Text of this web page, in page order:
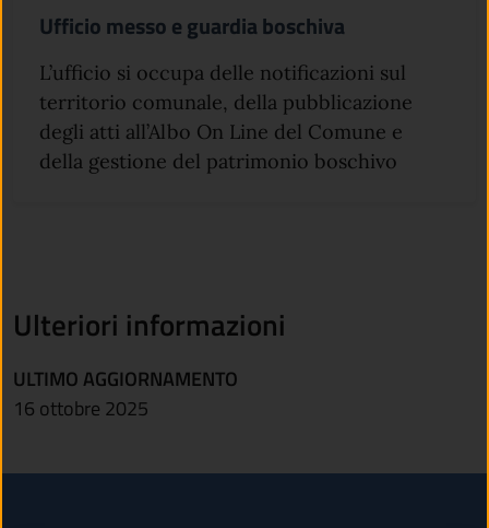
Ufficio messo e guardia boschiva
L’ufficio si occupa delle notificazioni sul
territorio comunale, della pubblicazione
degli atti all’Albo On Line del Comune e
della gestione del patrimonio boschivo
Ulteriori informazioni
ULTIMO AGGIORNAMENTO
16 ottobre 2025